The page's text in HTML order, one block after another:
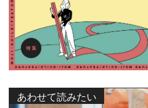
あわせて読みたい